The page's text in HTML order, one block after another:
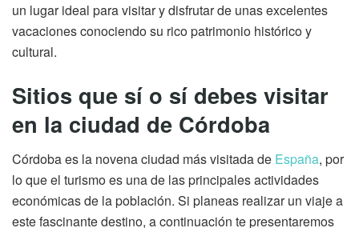
un lugar ideal para visitar y disfrutar de unas excelentes
vacaciones conociendo su rico patrimonio histórico y
cultural.
Sitios que sí o sí debes visitar
en la ciudad de Córdoba
Córdoba es la novena ciudad más visitada de España, por
lo que el turismo es una de las principales actividades
económicas de la población. Si planeas realizar un viaje a
este fascinante destino, a continuación te presentaremos